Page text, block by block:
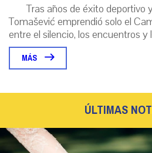
Tras años de éxito deportivo
Tomašević emprendió solo el
entre el silencio, los encuentros y
MÁS
ÚLTIMAS